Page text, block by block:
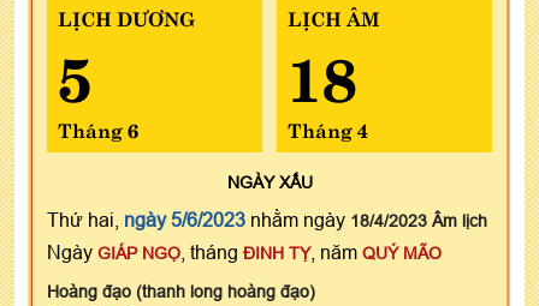
LỊCH DƯƠNG
5
Tháng 6
LỊCH ÂM
18
Tháng 4
NGÀYXẤU
Thứ hai, ngày 5/6/2023 nhằm ngày 18/4/2023 Âm lịch
Ngày GIÁP NGỌ , tháng ĐINH TỴ, năm QUÝ MÃO
Hoàng đạo (thanh long hoàng đạo)